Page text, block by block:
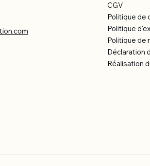
CGV
Politique de
Politique
Politique de
Déclaration
Réalisation